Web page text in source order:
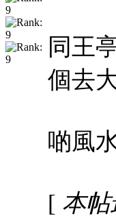
同王
個去
啲風
[ 本帖